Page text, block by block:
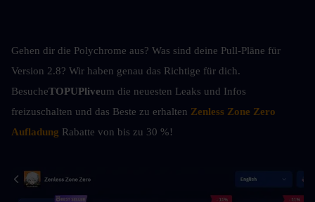
Gehen dir die Polychrome aus? Was sind deine Pull-Pläne für
Version 2.8? Wir haben genau das Richtige für dich.
BesucheTOPUPliveum die neuesten Leaks und Infos
freizuschalten und das Beste zu erhalten Zenless Zone Zero
Aufladung Rabatte von bis zu 30 %!